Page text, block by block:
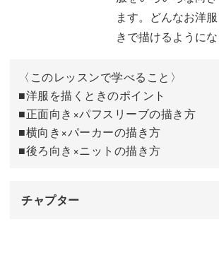
ます。どんなお洋
きで描けるように
〈このレッスンで学べること〉
■洋服を描くときのポイント
■正面向き×パフスリーブの描き方
■横向き×パーカーの描き方
■後ろ向き×ニットの描き方
チャプター